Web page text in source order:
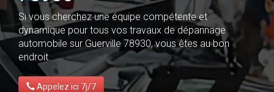
Si vous cherchez une équipe compétente et
dynamique pour tous vos travaux de dépannage
automobile sur Guerville 78930, vous êtes au bon
endroit.
Appelez ici 7j/7